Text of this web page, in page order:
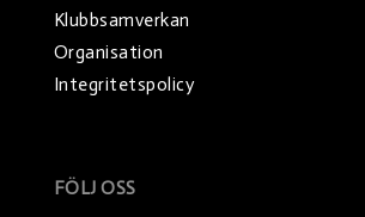
Klubbsamverkan
Organisation
Integritetspolicy
FÖLJ OSS